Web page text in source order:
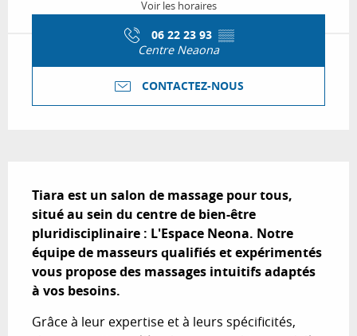
Voir les horaires
06 22 23 93 ▒▒
Centre Neaona
CONTACTEZ-NOUS
Tiara est un salon de massage pour tous,
situé au sein du centre de bien-être
pluridisciplinaire : L'Espace Neona. Notre
équipe de masseurs qualifiés et expérimentés
vous propose des massages intuitifs adaptés
à vos besoins.
Grâce à leur expertise et à leurs spécificités,